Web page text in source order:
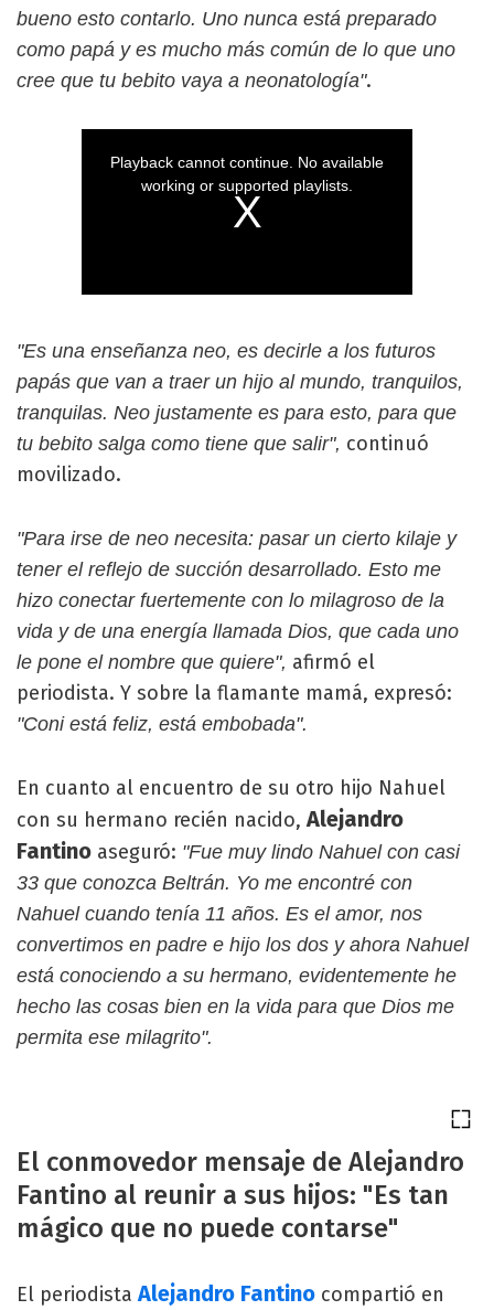
bueno esto contarlo. Uno nunca está preparado
como papá y es mucho más común de lo que uno
cree que tu bebito vaya a neonatología".
"Es una enseñanza neo, es decirle a los futuros
papás que van a traer un hijo al mundo, tranquilos,
tranquilas. Neo justamente es para esto, para que
tu bebito salga como tiene que salir", continuó
movilizado.
"Para irse de neo necesita: pasar un cierto kilaje y
tener el reflejo de succión desarrollado. Esto me
hizo conectar fuertemente con lo milagroso de la
vida y de una energía llamada Dios, que cada uno
le pone el nombre que quiere", afirmó el
periodista. Y sobre la flamante mamá, expresó:
"Coni está feliz, está embobada".
En cuanto al encuentro de su otro hijo Nahuel
con su hermano recién nacido,Alejandro
Fantino aseguró: "Fue muy lindo Nahuel con casi
33 que conozca Beltrán. Yo me encontré con
Nahuel cuando tenía 11 años. Es el amor, nos
convertimos en padre e hijo los dos y ahora Nahuel
está conociendo a su hermano, evidentemente he
hecho las cosas bien en la vida para que Dios me
permita ese milagrito".
El conmovedor mensaje de Alejandro
Fantino al reunir a sus hijos: "Es tan
mágico que no puede contarse"
El periodistaAlejandro Fantino compartió en